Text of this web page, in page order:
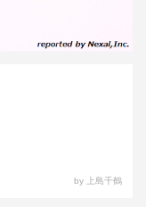
by 上島千鶴